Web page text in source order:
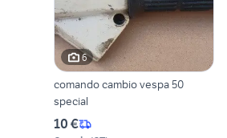
6
comando cambio vespa 50
special
10 €